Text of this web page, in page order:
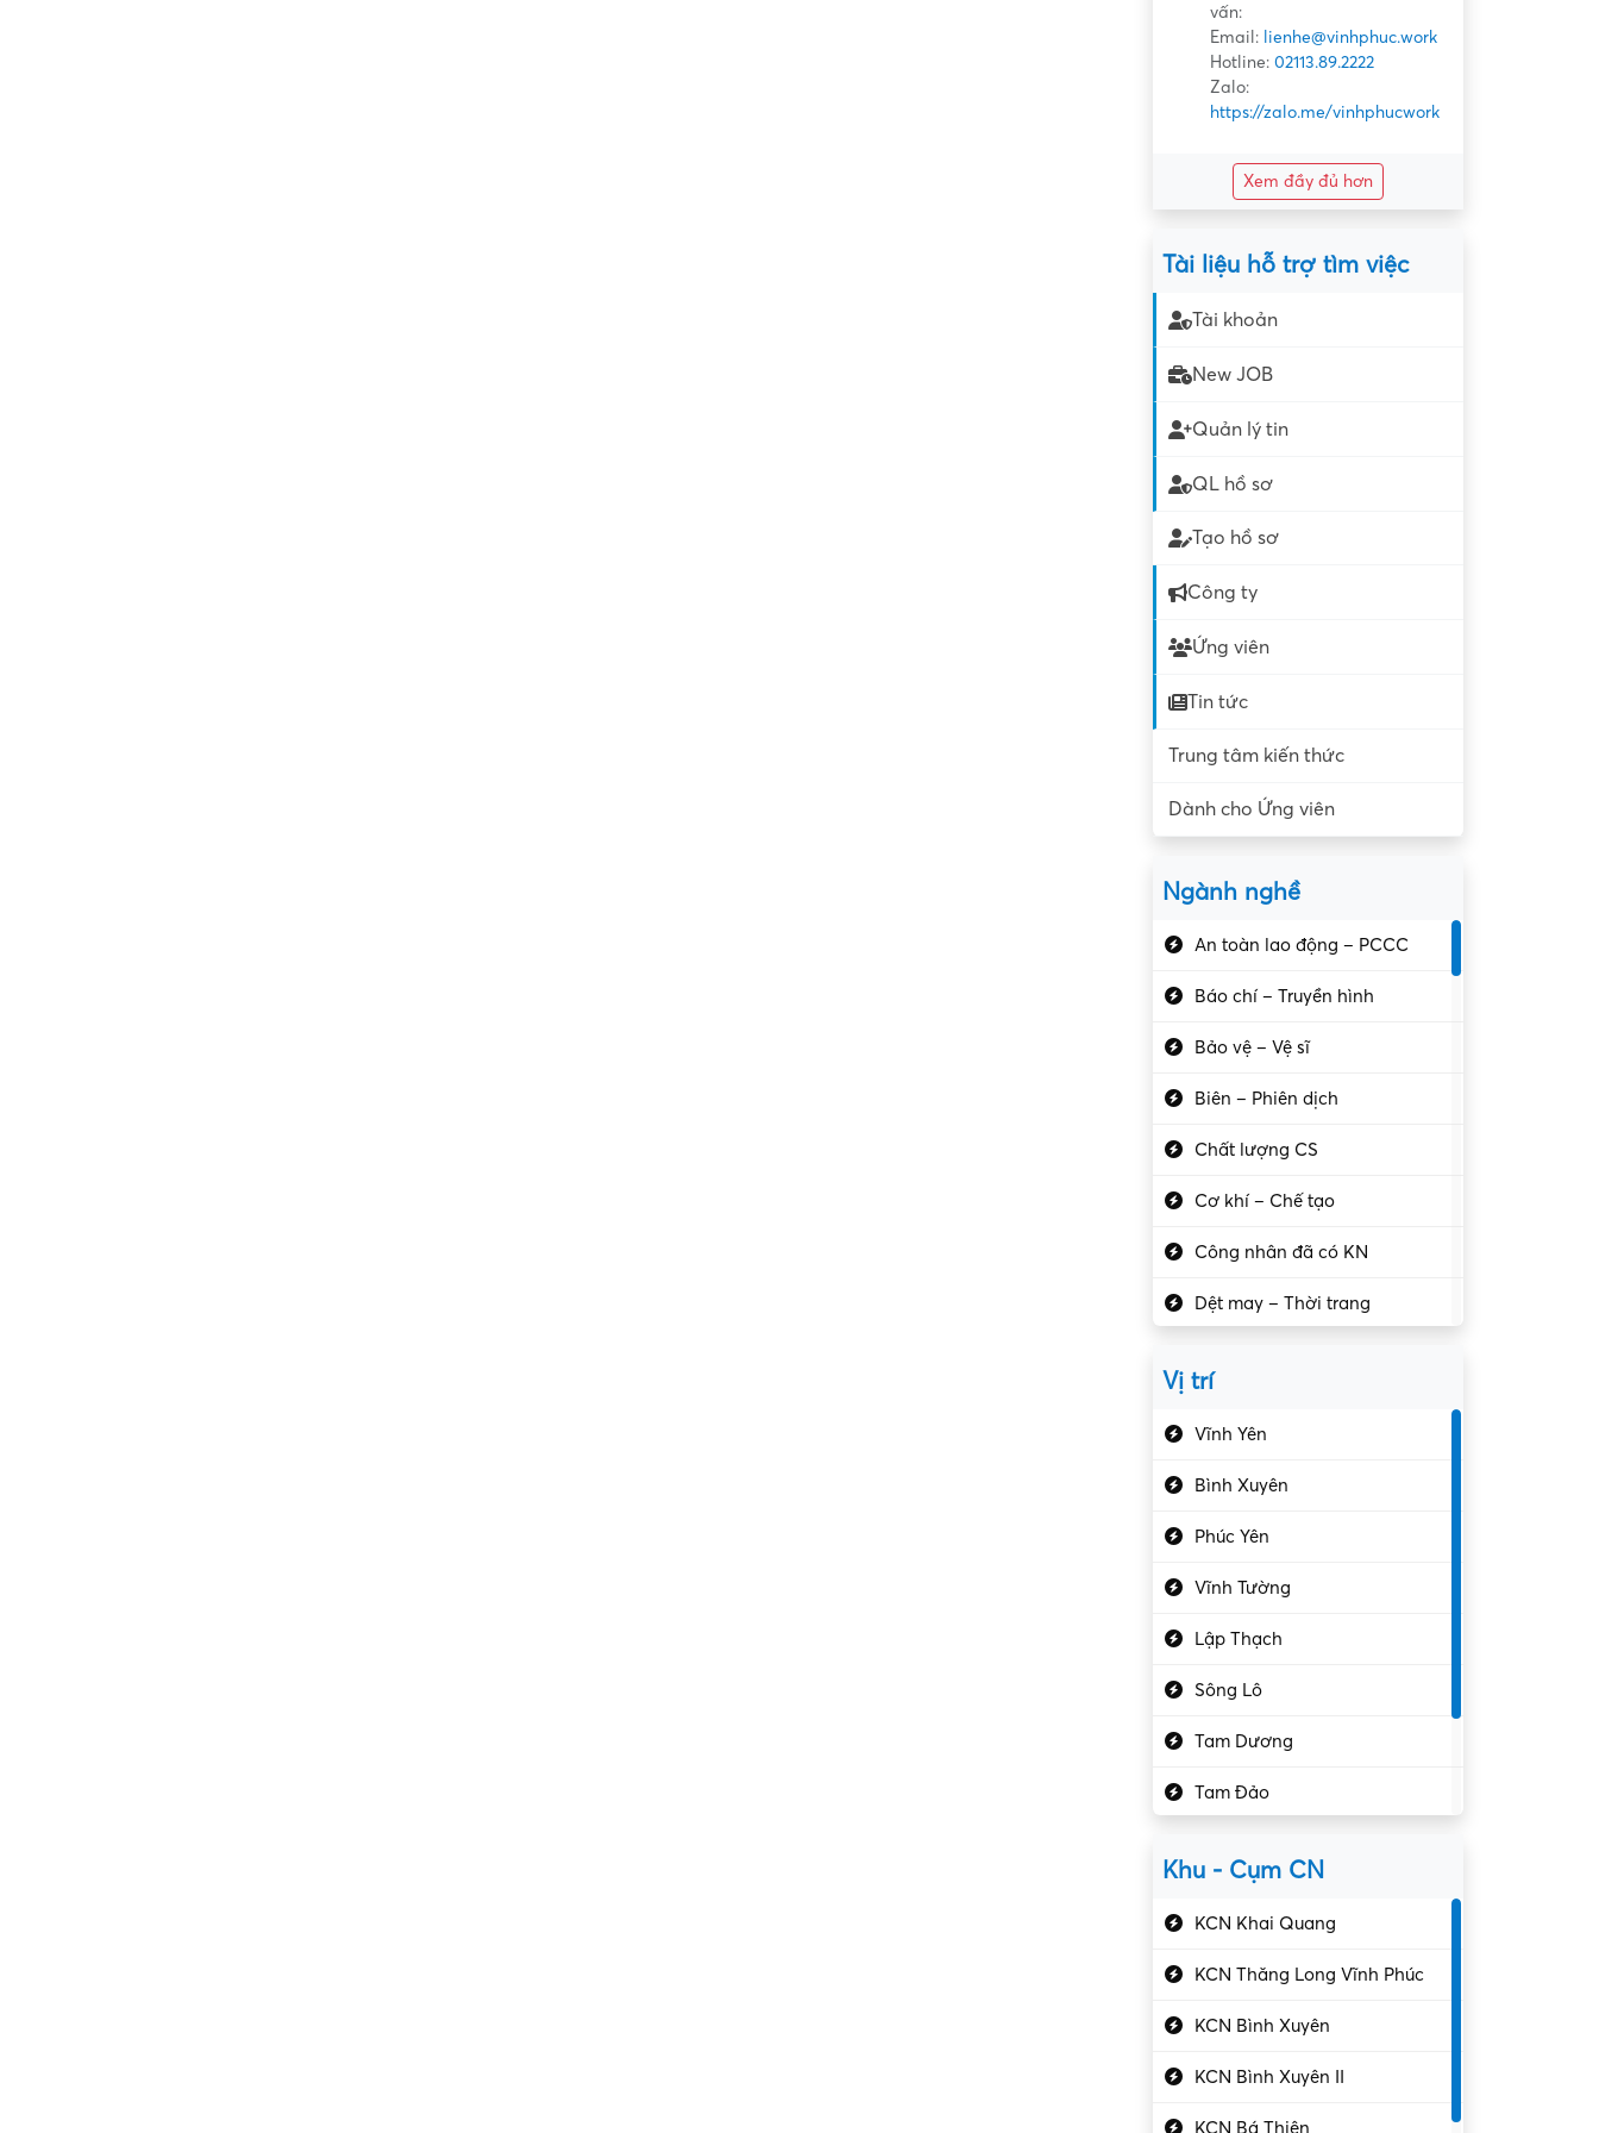
vấn:
Email: lienhe@vinhphuc.work
Hotline: 02113.89.2222
Zalo:
https://zalo.me/vinhphucwork
Xem đầy đủ hơn
Tài liệu hỗ trợ tìm việc
Tài khoản
New JOB
Quản lý tin
QL hồ sơ
Tạo hồ sơ
Công ty
Ứng viên
Tin tức
Trung tâm kiến thức
Dành cho Ứng viên
Ngành nghề
An toàn lao động – PCCC
Báo chí – Truyền hình
Bảo vệ – Vệ sĩ
Biên – Phiên dịch
Chất lượng CS
Cơ khí – Chế tạo
Công nhân đã có KN
Dệt may – Thời trang
Kiểm soát chất lượng
Kỹ sư cơ khí
Kỹ sư điện
Kỹ thuật cao
Kỹ thuật mạng – IT
Làm bán thời gian
Lao động phổ thông
Vị trí
Vĩnh Yên
Bình Xuyên
Phúc Yên
Vĩnh Tường
Lập Thạch
Sông Lô
Tam Dương
Tam Đảo
Khu - Cụm CN
KCN Khai Quang
KCN Thăng Long Vĩnh Phúc
KCN Bình Xuyên
KCN Bình Xuyên II
KCN Bá Thiện